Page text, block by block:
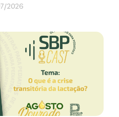
2026